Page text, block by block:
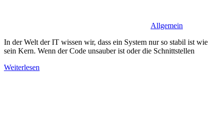
Allgemein
In der Welt der IT wissen wir, dass ein System nur so stabil ist wie
sein Kern. Wenn der Code unsauber ist oder die Schnittstellen
Weiterlesen